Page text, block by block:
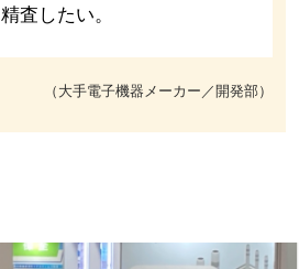
精査したい。
（大手電子機器メーカー／開発部）